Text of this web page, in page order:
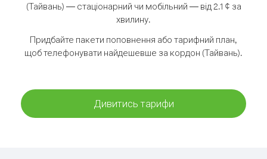
(Тайвань) — стаціонарний чи мобільний — від 2.1 ¢ за
хвилину.
Придбайте пакети поповнення або тарифний план,
щоб телефонувати найдешевше за кордон (Тайвань).
Дивитись тарифи